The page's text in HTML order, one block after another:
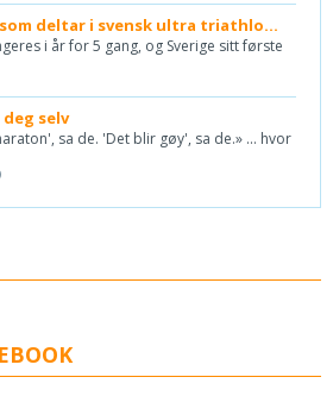
deltar i svensk ultra triathlo...
i år for 5 gang, og Sverige sitt første
selv
sa de. 'Det blir gøy', sa de.» ... hvor